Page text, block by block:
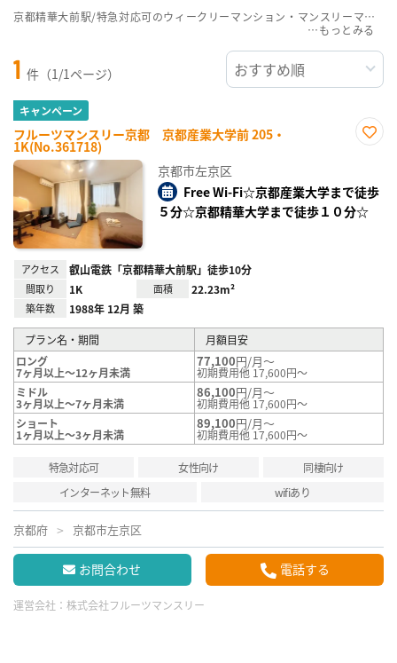
1 件（1/1ページ）
キャンペーン
フルーツマンスリー京都 京都産業大学前 205・
1K(No.361718)
録
京都市左京区
Free Wi-Fi☆京都産業大学まで徒歩
５分☆京都精華大学まで徒歩１０分☆
アクセス 叡山電鉄「京都精華大前駅」徒歩10分
間取り 1K 面積 22.23m²
築年数 1988年 12月 築
プラン名・期間
月額目安
ロング
7ヶ月以上～12ヶ月未満
77,100円/月～
初期費用他 17,600円～
ミドル
3ヶ月以上～7ヶ月未満
86,100円/月～
初期費用他 17,600円～
ショート
1ヶ月以上～3ヶ月未満
89,100円/月～
初期費用他 17,600円～
特急対応可 女性向け
同棲向け
インターネット無料
wifiあり
京都府 京都市左京区
お問合わせ 電話する
運営会社： 株式会社フルーツマンスリー
京都精華大前駅/特急対応可のウィークリーマンション・マンスリーマンション賃貸物件一覧を掲載中。敷金・礼金無料、家具・家電付をご紹介。こだわり条件での絞込みも簡単！
…